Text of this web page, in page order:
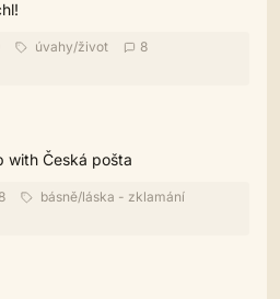
úvahy/život
8
with Česká pošta
básně/láska - zklamání